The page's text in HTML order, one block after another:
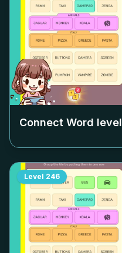
Connect Word level
Level 246